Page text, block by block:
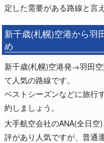
定した需要がある路線と言え
新千歳(札幌)空港から羽
め
新千歳(札幌)空港発→羽田
て人気の路線です。
ベストシーズンなどに旅行
約しましょう。
大手航空会社のANA(全日
評があり人気ですが、普通